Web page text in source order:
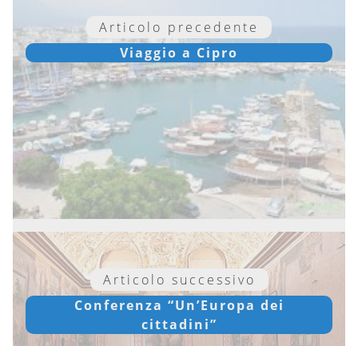
Articolo precedente
Viaggio a Cipro
Articolo successivo
Conferenza “Un’Europa dei
cittadini”